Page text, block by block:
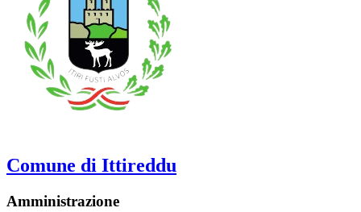
Comune di Ittireddu
Amministrazione